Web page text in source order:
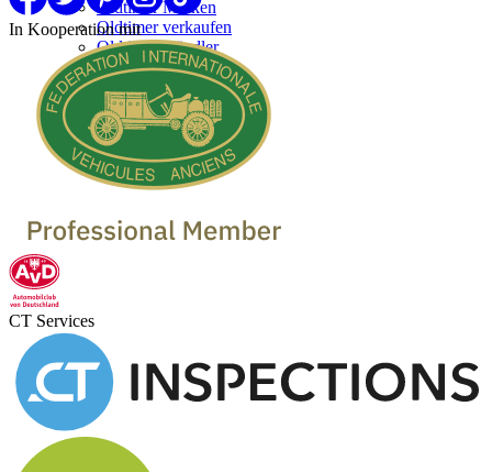
Oldtimer Marken
Oldtimer verkaufen
Oldtimer Händler
In Kooperation mit
CT Services